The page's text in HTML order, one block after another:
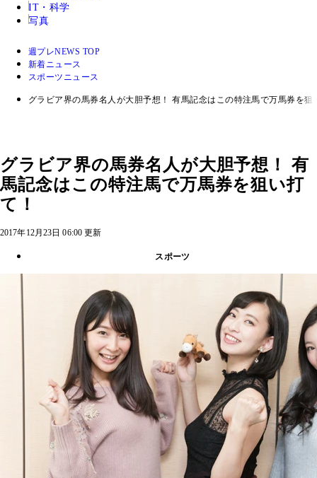
IT・科学
写真
週プレNEWS TOP
新着ニュース
スポーツニュース
グラビア界の馬券名人が大胆予想！ 有馬記念はこの特注馬で万馬券を狙
グラビア界の馬券名人が大胆予想！ 有
馬記念はこの特注馬で万馬券を狙い打
て！
2017年12月23日 06:00 更新
スポーツ